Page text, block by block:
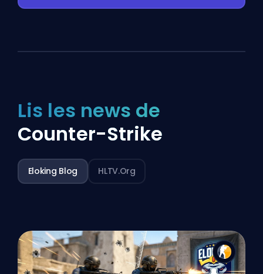
Lis les news de
Counter-Strike
Eloking Blog HLTV.org